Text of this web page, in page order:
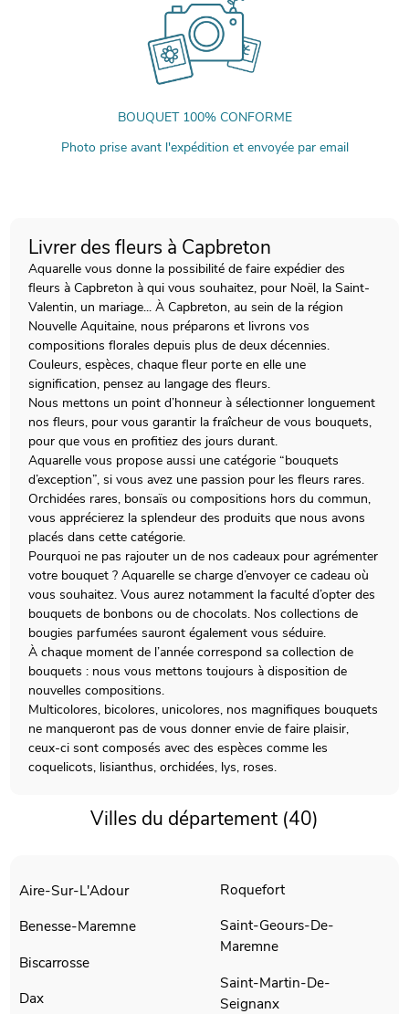
BOUQUET 100% CONFORME
Photo prise avant l'expédition et envoyée par email
Livrer des fleurs à Capbreton
Aquarelle vous donne la possibilité de faire expédier des
fleurs à Capbreton à qui vous souhaitez, pour Noël, la Saint-
Valentin, un mariage... À Capbreton, au sein de la région
Nouvelle Aquitaine, nous préparons et livrons vos
compositions florales depuis plus de deux décennies.
Couleurs, espèces, chaque fleur porte en elle une
signification, pensez au langage des fleurs.
Nous mettons un point d’honneur à sélectionner longuement
nos fleurs, pour vous garantir la fraîcheur de vous bouquets,
pour que vous en profitiez des jours durant.
Aquarelle vous propose aussi une catégorie “bouquets
d’exception”, si vous avez une passion pour les fleurs rares.
Orchidées rares, bonsaïs ou compositions hors du commun,
vous apprécierez la splendeur des produits que nous avons
placés dans cette catégorie.
Pourquoi ne pas rajouter un de nos cadeaux pour agrémenter
votre bouquet ? Aquarelle se charge d’envoyer ce cadeau où
vous souhaitez. Vous aurez notamment la faculté d’opter des
bouquets de bonbons ou de chocolats. Nos collections de
bougies parfumées sauront également vous séduire.
À chaque moment de l’année correspond sa collection de
bouquets : nous vous mettons toujours à disposition de
nouvelles compositions.
Multicolores, bicolores, unicolores, nos magnifiques bouquets
ne manqueront pas de vous donner envie de faire plaisir,
ceux-ci sont composés avec des espèces comme les
coquelicots, lisianthus, orchidées, lys, roses.
Villes du département (40)
Aire-Sur-L'Adour
Benesse-Maremne
Biscarrosse
Dax
Roquefort
Saint-Geours-De-
Maremne
Saint-Martin-De-
Seignanx